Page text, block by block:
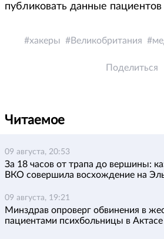
публиковать данные пациентов
хакеры Великобритания
Поделиться
Читаемое
09 августа, 20:53
За 18 часов от трапа до вершины:
ВКО совершила восхождение на
09 августа, 19:21
Минздрав опроверг обвинения в
пациентами психбольницы в Актасе